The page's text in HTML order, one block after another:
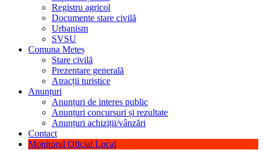
Registru agricol
Documente stare civilă
Urbanism
SVSU
Comuna Meteș
Stare civilă
Prezentare generală
Atracții turistice
Anunțuri
Anunțuri de interes public
Anunțuri concursuri și rezultate
Anunțuri achiziții/vânzări
Contact
Monitorul Oficial Local